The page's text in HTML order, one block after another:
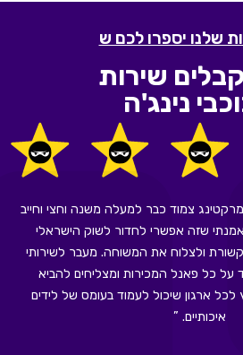
שירות
צמוד כבר למעלה משנה וחצי וחייב
שזה אפשרי לחדור לשוק הישראלי
ולצלוח את המשוחה. מעבר לשירותי
על כל פאנל המכירות ומצליחים להביא
לכל ארגון שיכול לעמוד בעומס של לידים
איכותיים. ”